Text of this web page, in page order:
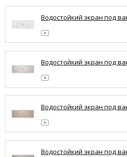
Водостойкий экран под
Водостойкий экран под
Водостойкий экран под
Водостойкий экран под